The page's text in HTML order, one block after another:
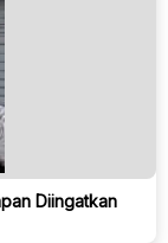
Diingatkan